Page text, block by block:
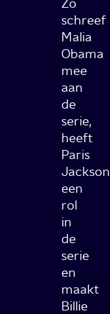
Zo
schreef
Malia
Obama
mee
aan
de
serie,
heeft
Paris
Jackson
een
rol
in
de
serie
en
maakt
Billie